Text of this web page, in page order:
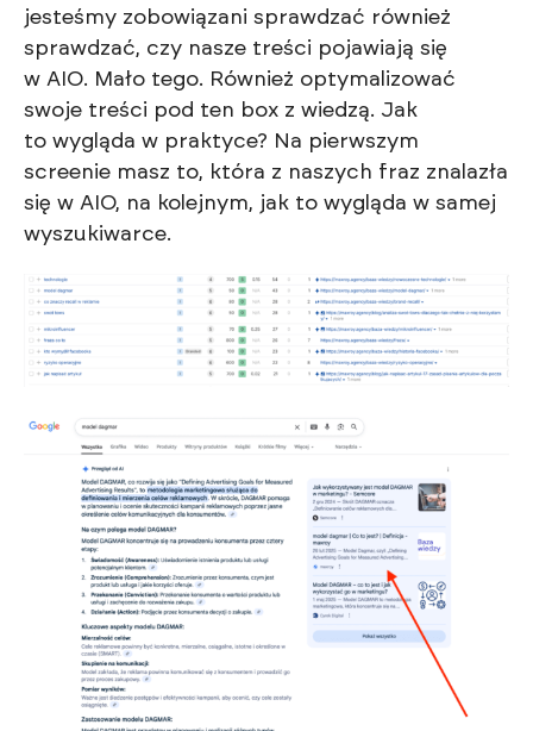
jesteśmy zobowiązani sprawdzać również
sprawdzać, czy nasze treści pojawiają się
w AIO. Mało tego. Również optymalizować
swoje treści pod ten box z wiedzą. Jak
to wygląda w praktyce? Na pierwszym
screenie masz to, która z naszych fraz znalazła
się w AIO, na kolejnym, jak to wygląda w samej
wyszukiwarce.